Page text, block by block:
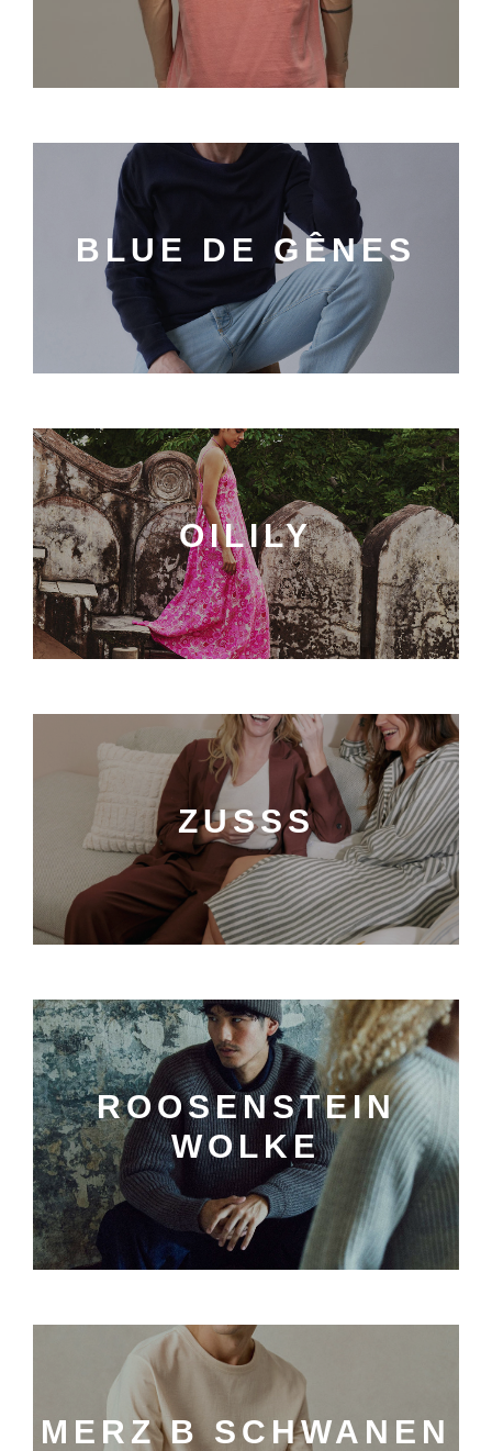
BLUE DE GÊNES
OILILY
ZUSSS
ROOSENSTEIN
WOLKE
MERZ B SCHWANEN